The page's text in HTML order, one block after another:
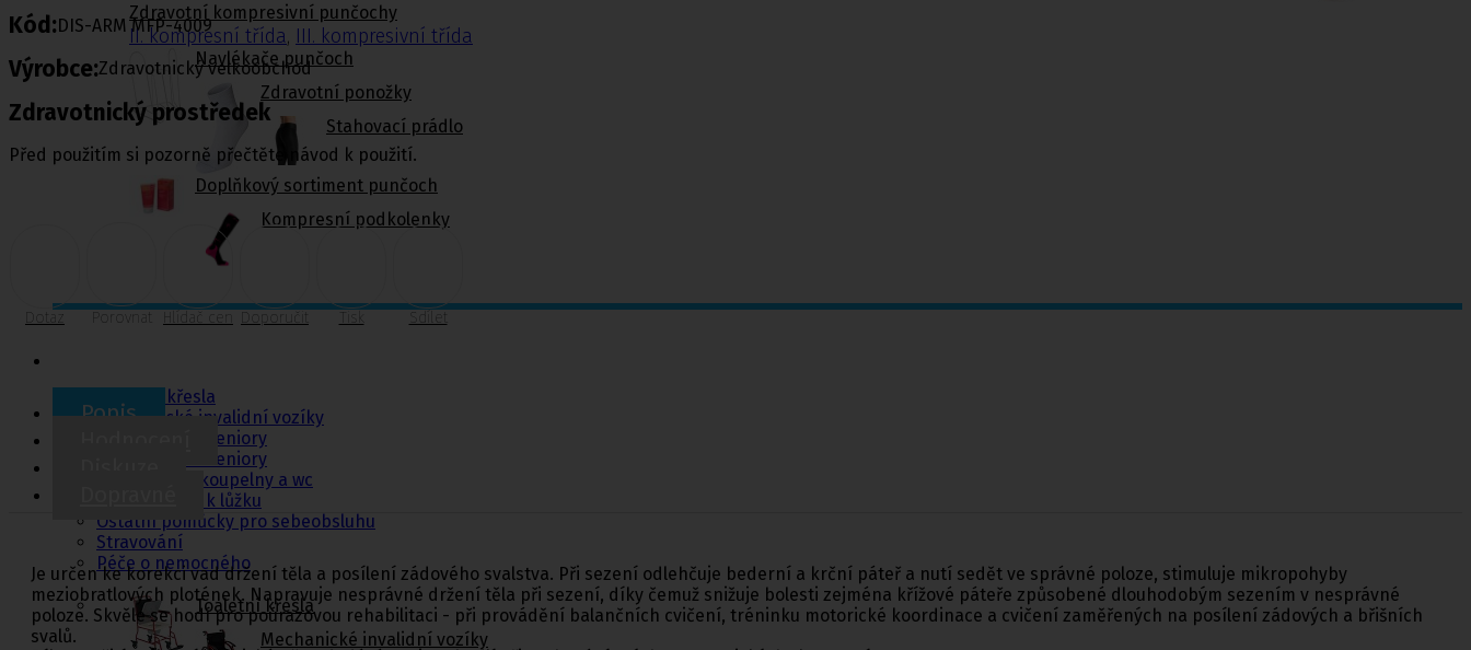
Zdravotní kompresivní punčochy
II. kompresní třída, III. kompresivní třída
Navlékače punčoch
Zdravotní ponožky
Stahovací prádlo
Doplňkový sortiment punčoch
Kompresní podkolenky
Toaletní křesla
Mechanické invalidní vozíky
Pomůcky pro seniory
Chodítka pro seniory
Pomůcky do koupelny a wc
Jídelní stolky k lůžku
Ostatní pomůcky pro sebeobsluhu
Stravování
Péče o nemocného
Toaletní křesla
Mechanické invalidní vozíky
Kód:DIS-ARM MFP-4009
Výrobce:Zdravotnický velkoobchod
Zdravotnický prostředek
Před použitím si pozorně přečtěte návod k použití.
Dotaz Porovnat Doporučit Tisk Sdílet
Popis
Je určen ke korekci vad držení těla a posílení zádového svalstva. Při sezení odlehčuje bederní a krční páteř a nutí sedět ve správné poloze, stimuluje mikropohyby
meziobratlových plotének. Napravuje nesprávné držení těla při sezení, díky čemuž snižuje bolesti zejména křížové páteře způsobené dlouhodobým sezením v nesprávné
poloze. Skvěle se hodí pro poúrazovou rehabilitaci - při provádění balančních cvičení, tréninku motorické koordinace a cvičení zaměřených na posílení zádových a břišních
svalů.